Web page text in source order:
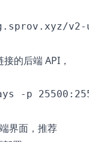
的后端 API，
界面，推荐